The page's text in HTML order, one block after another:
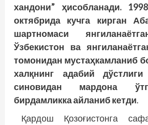
хандони” ҳисобланади.
октябрида кучга кирган
шартномаси
Ўзбекистон ва
томонидан мустаҳкамланиб
халқнинг адабий
синовидан мардона
бирдамликка айланиб кетди.
Қардош Қозоғистонга